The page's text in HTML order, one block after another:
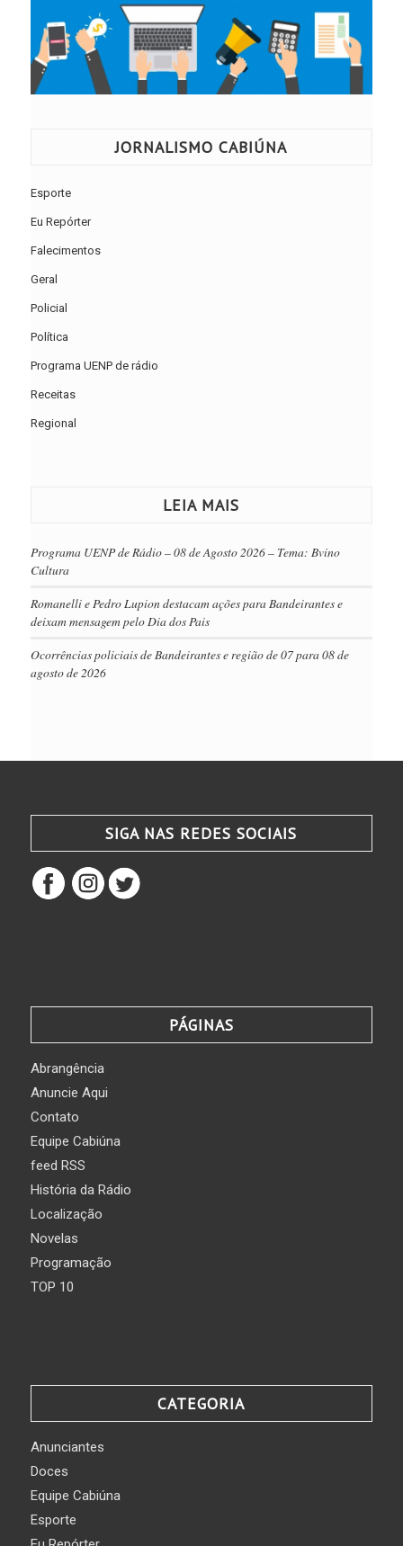
JORNALISMO CABIÚNA
Esporte
Eu Repórter
Falecimentos
Geral
Policial
Política
Programa UENP de rádio
Receitas
Regional
LEIA MAIS
Programa UENP de Rádio – 08 de Agosto 2026 – Tema: Bvino
Cultura
Romanelli e Pedro Lupion destacam ações para Bandeirantes e
deixam mensagem pelo Dia dos Pais
Ocorrências policiais de Bandeirantes e região de 07 para 08 de
agosto de 2026
SIGA NAS REDES SOCIAIS
PÁGINAS
Abrangência
Anuncie Aqui
Contato
Equipe Cabiúna
feed RSS
História da Rádio
Localização
Novelas
Programação
TOP 10
CATEGORIA
Anunciantes
Doces
Equipe Cabiúna
Esporte